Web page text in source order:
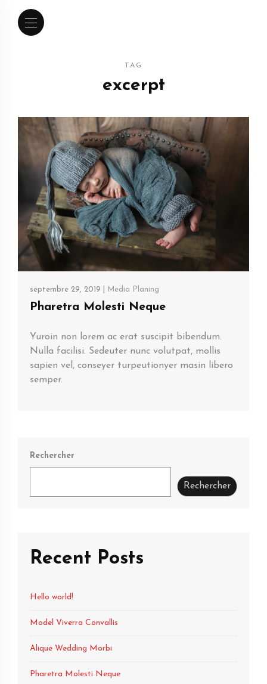
TAG
excerpt
septembre 29, 2019 | Media Planing
Pharetra Molesti Neque
Yuroin non lorem ac erat suscipit bibendum.
Nulla facilisi. Sedeuter nunc volutpat, mollis
sapien vel, conseyer turpeutionyer masin libero
semper.
Rechercher
Rechercher
Recent Posts
Hello world!
Model Viverra Convallis
Alique Wedding Morbi
Pharetra Molesti Neque